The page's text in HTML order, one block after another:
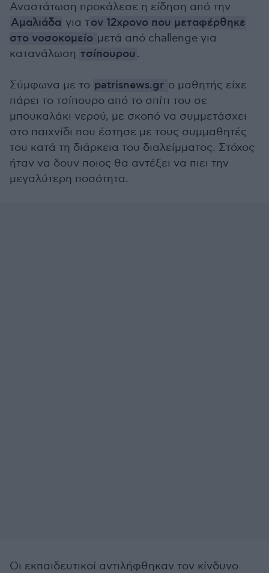
Αναστάτωση προκάλεσε η είδηση από την
Αμαλιάδα για τον 12χρονο που μεταφέρθηκε
στο νοσοκομείο μετά από challenge για
κατανάλωση τσίπουρου .
Σύμφωνα με το patrisnews.gr ο μαθητής είχε
πάρει το τσίπουρο από το σπίτι του σε
μπουκαλάκι νερού, με σκοπό να συμμετάσχει
στο παιχνίδι που έστησε με τους συμμαθητές
του κατά τη διάρκεια του διαλείμματος. Στόχος
ήταν να δουν ποιος θα αντέξει να πιει την
μεγαλύτερη ποσότητα.
Οι εκπαιδευτικοί αντιλήφθηκαν τον κίνδυνο